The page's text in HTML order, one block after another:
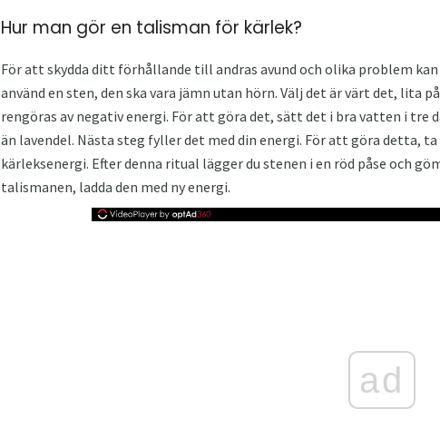
Hur man gör en talisman för kärlek?
För att skydda ditt förhållande till andras avund och olika problem
använd en sten, den ska vara jämn utan hörn. Välj det är värt det, lita
rengöras av negativ energi. För att göra det, sätt det i bra vatten i tre
än lavendel. Nästa steg fyller det med din energi. För att göra detta,
kärleksenergi. Efter denna ritual lägger du stenen i en röd påse och
talismanen, ladda den med ny energi.
ad